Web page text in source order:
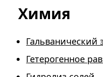
Химия
Гальванический
Гетерогенное